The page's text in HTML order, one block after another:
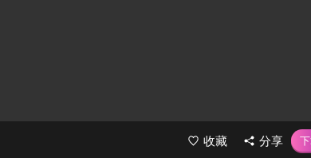
收藏 分享